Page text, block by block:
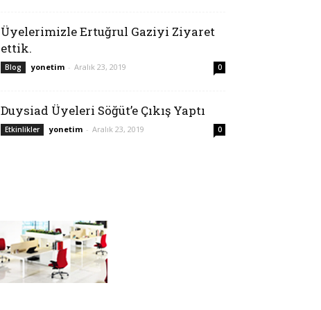
Üyelerimizle Ertuğrul Gaziyi Ziyaret
ettik.
Blog yonetim - Aralık 23, 2019 0
Duysiad Üyeleri Söğüt’e Çıkış Yaptı
Etkinlikler yonetim - Aralık 23, 2019 0